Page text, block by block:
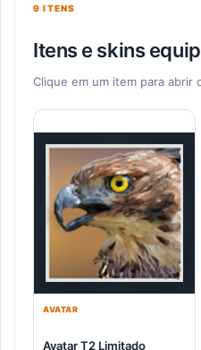
9 ITENS
Itens e skins
Clique em um item para abrir
AVATAR
Avatar T2 Limitado